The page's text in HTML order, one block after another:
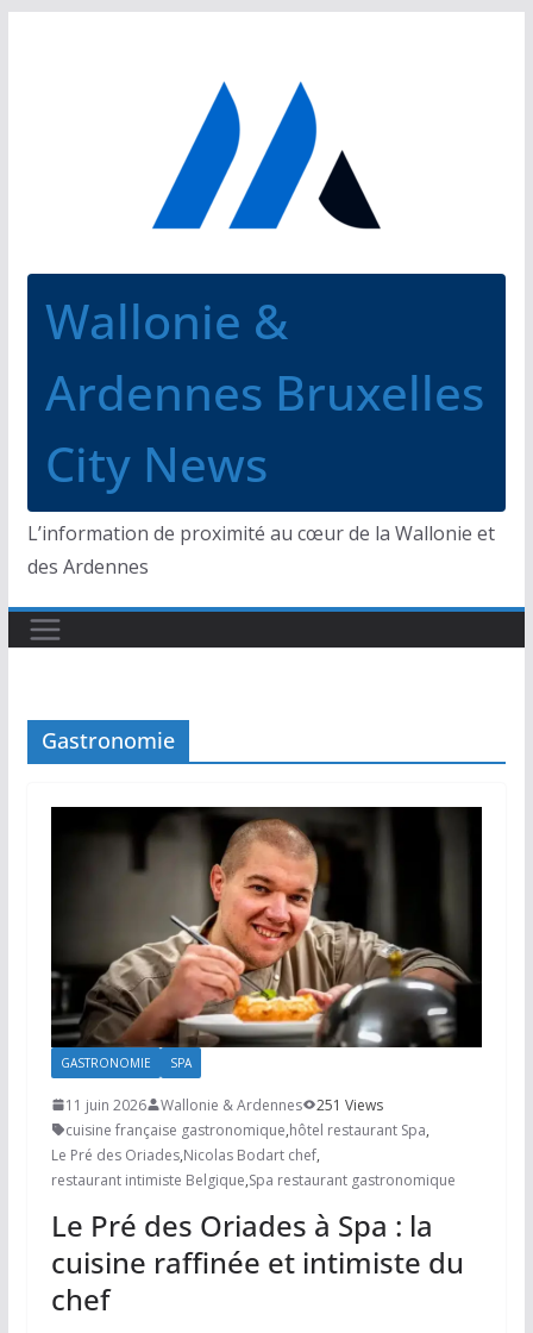
Wallonie &
Ardennes Bruxelles
City News
L’information de proximité au cœur de la Wallonie et
des Ardennes
Gastronomie
GASTRONOMIE SPA
11 juin 2026 Wallonie & Ardennes
251 Views
cuisine française gastronomique,hôtel restaurant Spa,
Le Pré des Oriades,Nicolas Bodart chef,
restaurant intimiste Belgique,Spa restaurant gastronomique
Le Pré des Oriades à Spa : la
cuisine raffinée et intimiste du
chef